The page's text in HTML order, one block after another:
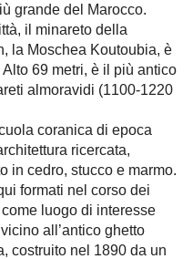
grande del Marocco.
il minareto della
la Moschea Koutoubia, è
69 metri, è il più antico
almoravidi (1100-1220
coranica di epoca
ricercata,
in cedro, stucco e marmo.
formati nel corso dei
luogo di interesse
all’antico ghetto
costruito nel 1890 da un